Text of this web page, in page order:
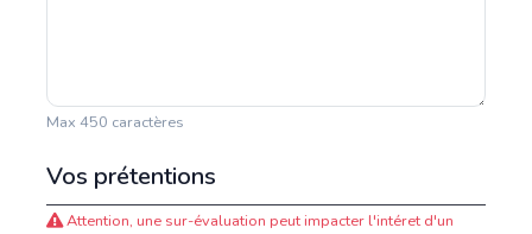
Max 450 caractères
Vos prétentions
Attention, une sur-évaluation peut impacter l'intéret d'un